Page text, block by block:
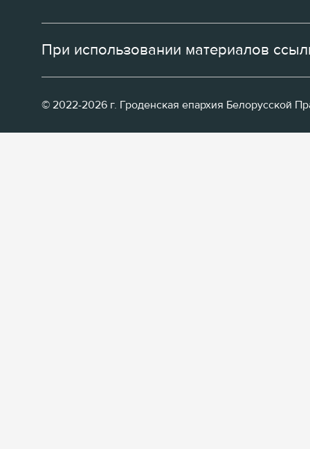
При использовании материалов
© 2022-2026 г. Гроденская епархия Белорусской